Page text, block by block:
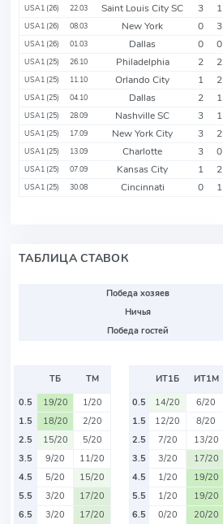
USA1 (26) 22.03 Saint Louis City SC 3 1
USA1 (26) 08.03 New York 0 3
USA1 (26) 01.03 Dallas 0 0
USA1 (25) 26.10 Philadelphia 2 2
USA1 (25) 11.10 Orlando City 1 2
USA1 (25) 04.10 Dallas 2 1
USA1 (25) 28.09 Nashville SC 3 1
USA1 (25) 17.09 New York City 3 2
USA1 (25) 13.09 Charlotte 3 0
USA1 (25) 07.09 Kansas City 1 2
USA1 (25) 30.08 Cincinnati 0 1
ТАБЛИЦА СТАВОК
Победа хозяев
Ничья
Победа гостей
ТБ
ТМ
0.5
19/20
1/20
1.5
18/20
2/20
2.5
15/20
5/20
3.5
9/20
11/20
4.5
5/20
15/20
5.5
3/20
17/20
6.5
3/20
17/20
ИТ1Б
ИТ1М
0.5
14/20
6/20
1.5
12/20
8/20
2.5
7/20
13/20
3.5
3/20
17/20
4.5
1/20
19/20
5.5
1/20
19/20
6.5
0/20 20/20